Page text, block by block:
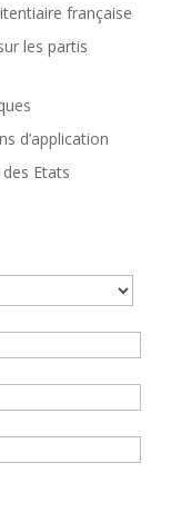
française
les partis
d’application
des Etats